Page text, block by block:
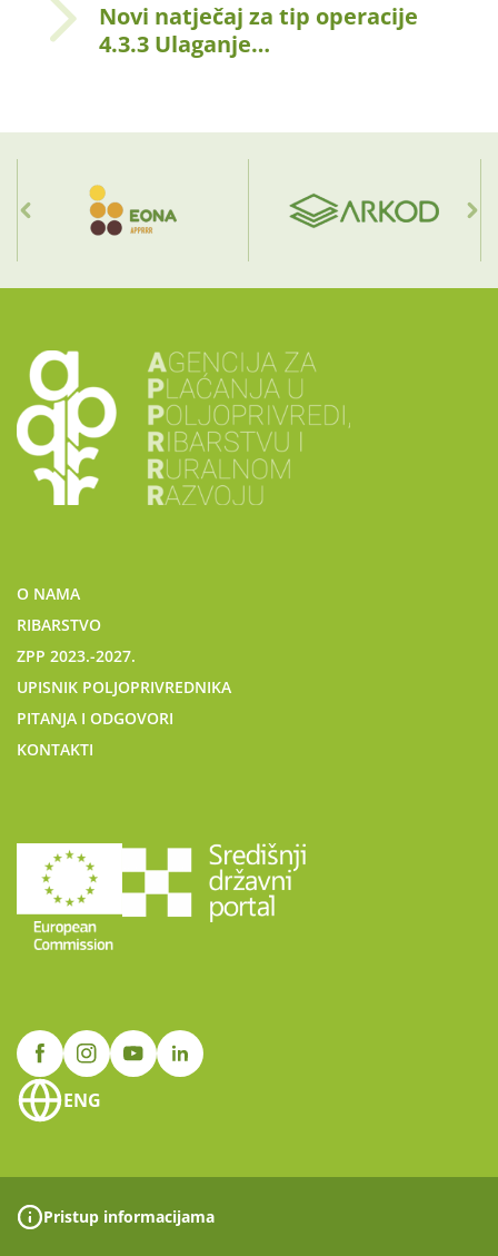
Novi natječaj za tip operacije
4.3.3 Ulaganje…
O NAMA
RIBARSTVO
ZPP 2023.-2027.
UPISNIK POLJOPRIVREDNIKA
PITANJA I ODGOVORI
KONTAKTI
ENG
Pristup informacijama